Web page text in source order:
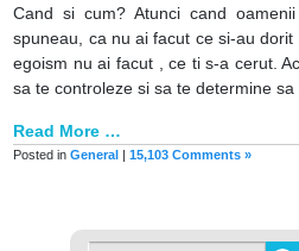
Cand si cum? Atunci cand
spuneau, ca nu ai facut ce si-au
egoism nu ai facut , ce ti s-a cerut.
sa te controleze si sa te determine sa
Read More …
Posted inGeneral |15,103 Comments »